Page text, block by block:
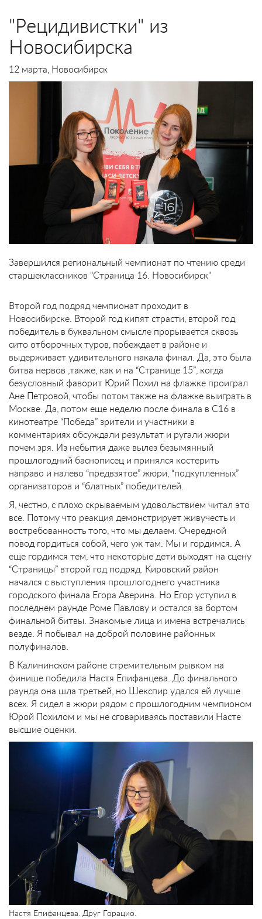
"Рецидивистки" из
Новосибирска
12 марта, Новосибирск
Завершился региональный чемпионат по чтению среди
старшеклассников "Страница 16. Новосибирск"
Второй год подряд чемпионат проходит в
Новосибирске. Второй год кипят страсти, второй год
победитель в буквальном смысле прорывается сквозь
сито отборочных туров, побеждает в районе и
выдерживает удивительного накала финал. Да, это была
битва нервов ,также, как и на “Странице 15”, когда
безусловный фаворит Юрий Похил на флажке проиграл
Ане Петровой, чтобы потом также на флажке выиграть в
Москве. Да, потом еще неделю после финала в С16 в
кинотеатре “Победа” зрители и участники в
комментариях обсуждали результат и ругали жюри
почем зря. Из небытия даже вылез безымянный
прошлогодний баснописец и принялся костерить
направо и налево “предвзятое” жюри, “подкупленных”
организаторов и “блатных” победителей.
Я, честно, с плохо скрываемым удовольствием читал это
все. Потому что реакция демонстрирует живучесть и
востребованность того, что мы делаем. Очередной
повод гордиться собой, чего уж там. Мы и гордимся. А
еще гордимся тем, что некоторые дети выходят на сцену
“Страницы” второй год подряд. Кировский район
начался с выступления прошлогоднего участника
городского финала Егора Аверина. Но Егор уступил в
последнем раунде Роме Павлову и остался за бортом
финальной битвы. Знакомые лица и имена встречались
везде. Я побывал на доброй половине районных
полуфиналов.
В Калининском районе стремительным рывком на
финише победила Настя Епифанцева. До финального
раунда она шла третьей, но Шекспир удался ей лучше
всех. Я сидел в жюри рядом с прошлогодним чемпионом
Юрой Похилом и мы не сговариваясь поставили Насте
высшие оценки.
Настя Епифанцева. Друг Горацио.